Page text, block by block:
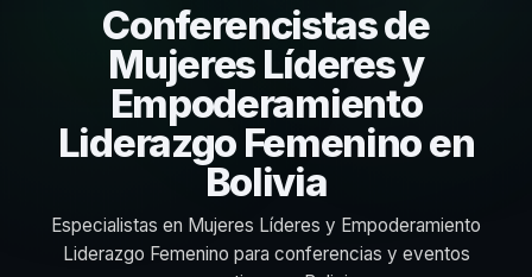
Conferencistas de
Mujeres Líderes y
Empoderamiento
Liderazgo Femenino en
Bolivia
Especialistas en Mujeres Líderes y Empoderamiento
Liderazgo Femenino para conferencias y eventos